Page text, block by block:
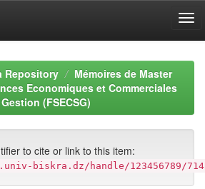
Repository
Mémoires de Master
Economiques et Commerciales
(FSECSG)
to cite or link to this item:
biskra.dz/handle/123456789/